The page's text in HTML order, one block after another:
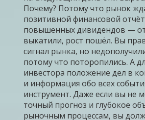
Почему? Потому что рынок
позитивной финансовой
повышенных дивидендов —
выкатили, рост пошёл. Вы
сигнал рынка, но
потому что поторопились. А
инвестора положение дел в
и информация обо всех
инструмент. Даже если вы не
точный прогноз и глубокое
рыночным процессам, вы